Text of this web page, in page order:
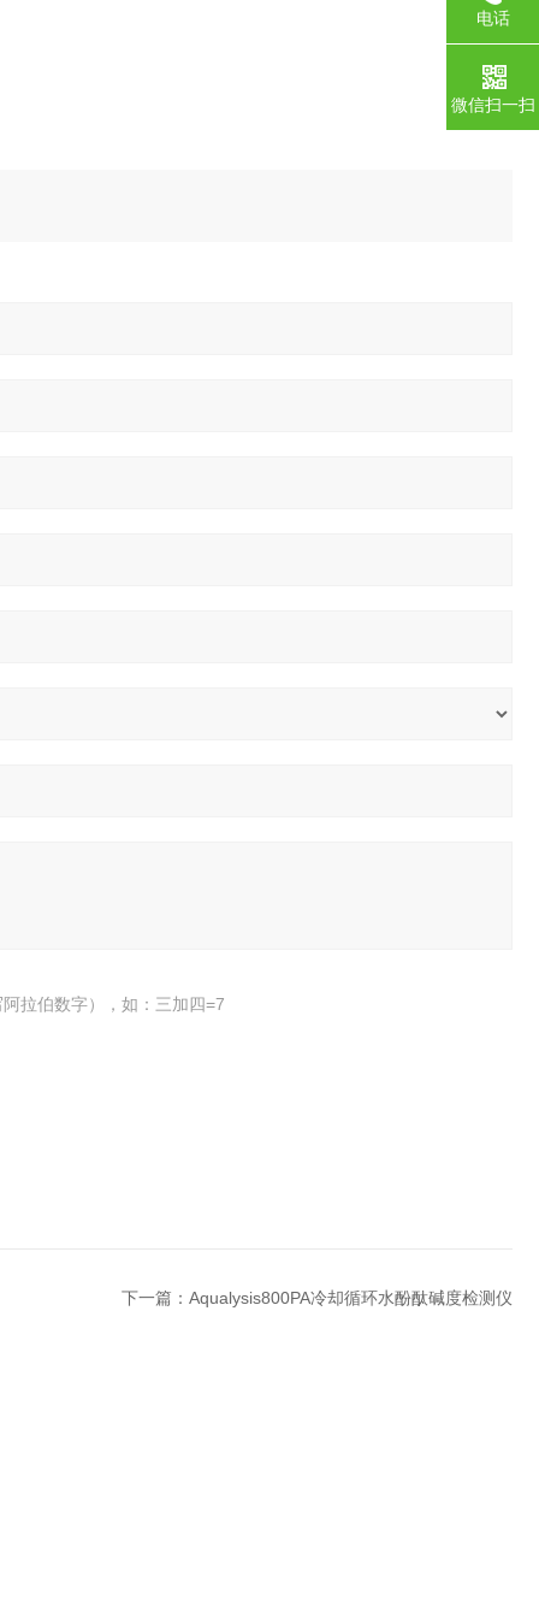
拉伯数字），如：三加四=7
下一篇： Aqualysis800PA冷却循环水酚酞碱度检测仪
电话
微信扫一扫